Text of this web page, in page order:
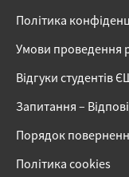
Політика
Умови проведення
Відгуки студентів
Запитання –
Порядок
Політика cookies